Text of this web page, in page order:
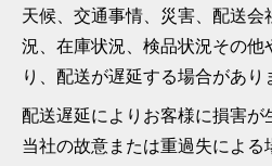
天候、交通事情、災害、配送会
況、在庫状況、検品状況その他
り、配送が遅延する場合があり
配送遅延によりお客様に損害が
当社の故意または重過失によ